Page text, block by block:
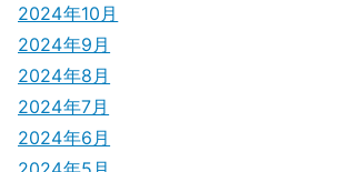
2024年10月
2024年9月
2024年8月
2024年7月
2024年6月